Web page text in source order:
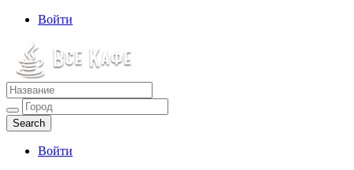
Войти
Все кафе города
Каталог хороших кафе
Войти